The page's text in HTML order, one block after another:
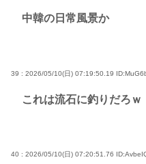
中韓の日常風景か
39 : 2026/05/10(日) 07:19:50.19
これは流石に釣りだろｗ
40 : 2026/05/10(日) 07:20:51.76